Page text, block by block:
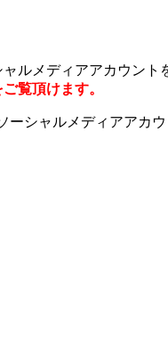
ルメディアアカウン
覧頂けます。
シャルメディアアカ